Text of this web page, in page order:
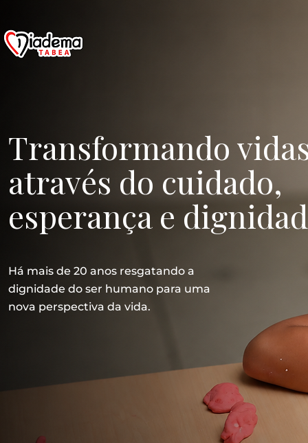
Transformando
através do cuidado,
esperança e
Há mais de 20 anos resgatando a
dignidade do ser humano para uma
nova perspectiva da vida.